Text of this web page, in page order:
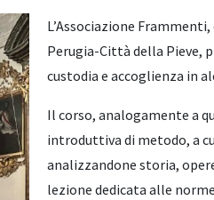
L’Associazione
Perugia-Città della Pieve,
custodia e accoglienza in
Il corso, analogamente a
introduttiva di metodo, a
analizzandone storia,
lezione dedicata alle